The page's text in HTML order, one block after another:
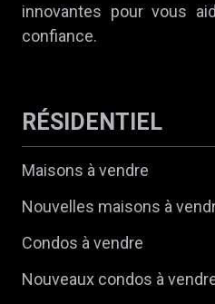
innovantes pour vous
confiance.
RÉSIDENTIEL
Maisons à vendre
Nouvelles maisons à
Condos à vendre
Nouveaux condos à